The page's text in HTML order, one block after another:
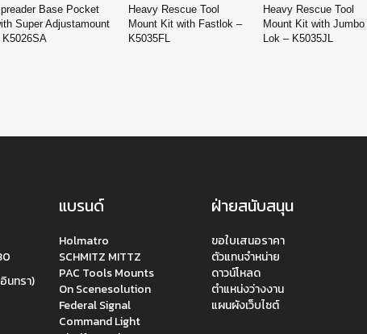
Base Pocket
Super Adjustamount
K5026SA
Heavy Rescue Tool
Mount Kit with Fastlok –
K5035FL
Heavy Rescue Tool
Mount Kit with Jumbo
Lok – K5035JL
นทรา)
แบรนด์
Holmatro
SCHMITZ MITTZ
PAC Tools Mounts
On Scenesolution
Federal Signal
Command Light
ฝ่ายสนับสนุน
ขอใบเสนอราคา
ตัวแทนจำหน่าย
ดาวน์โหลด
ตำแหน่งว่างงาน
แผนผังเว็บไซต์